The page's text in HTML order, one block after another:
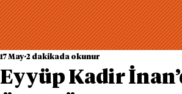
Eyyüp Kadir
17 May 2 dakikada okunur